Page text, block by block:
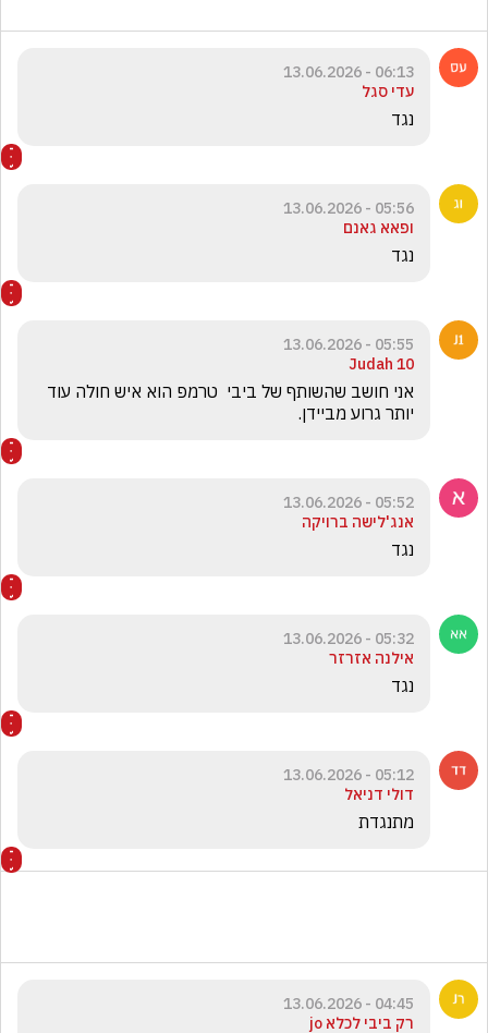
06:13 - 13.06.2026
עדי סגל
נגד
05:56 - 13.06.2026
ופאא גאנם
נגד
05:55 - 13.06.2026
Judah 10
יותר גרוע מביידן.
05:52 - 13.06.2026
אנג'לישה ברויקה
נגד
05:32 - 13.06.2026
אילנה אזרזר
נגד
05:12 - 13.06.2026
דולי דניאל
מתנגדת
04:45 - 13.06.2026
רק ביבי לכלא jo